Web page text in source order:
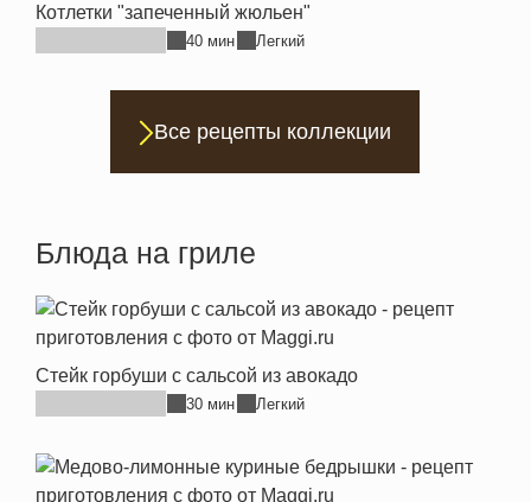
Котлетки "запеченный жюльен"
40 мин Легкий
Все рецепты коллекции
Блюда на гриле
Стейк горбуши с сальсой из авокадо
30 мин Легкий